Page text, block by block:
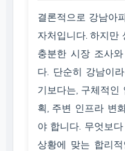
결론적으로 강남아
자처입니다. 하지만
충분한 시장 조사
다. 단순히 강남이
기보다는, 구체적
획, 주변 인프라 변
야 합니다. 무엇보
상황에 맞는 합리